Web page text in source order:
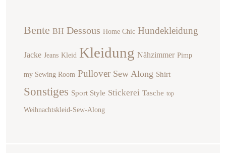
Bente BH Dessous Home Chic Hundekleidung
Jacke Jeans Kleid Kleidung Nähzimmer Pimp
my Sewing Room Pullover Sew Along Shirt
Sonstiges Sport Style Stickerei Tasche top
Weihnachtskleid-Sew-Along